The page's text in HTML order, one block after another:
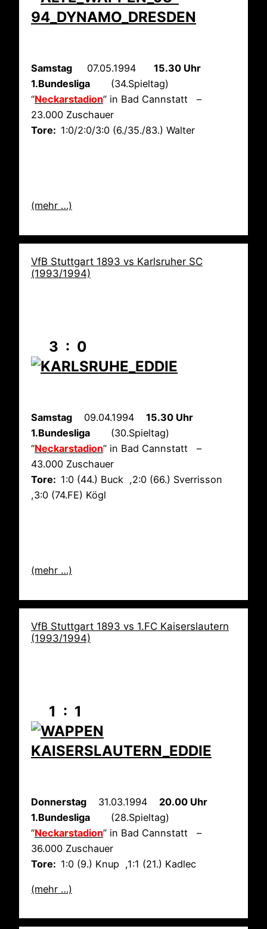
Samstag 07.05.1994 15.30 Uhr
1.Bundesliga (34.Spieltag)
“Neckarstadion” in Bad Cannstatt –
23.000 Zuschauer
Tore: 1:0/2:0/3:0 (6./35./83.) Walter
(mehr …)
VfB Stuttgart 1893 vs Karlsruher SC
(1993/1994)
3 : 0
Samstag 09.04.1994 15.30 Uhr
1.Bundesliga (30.Spieltag)
“Neckarstadion” in Bad Cannstatt –
43.000 Zuschauer
Tore: 1:0 (44.) Buck ,2:0 (66.) Sverrisson
,3:0 (74.FE) Kögl
(mehr …)
VfB Stuttgart 1893 vs 1.FC Kaiserslautern
(1993/1994)
1 : 1
Donnerstag 31.03.1994 20.00 Uhr
1.Bundesliga (28.Spieltag)
“Neckarstadion” in Bad Cannstatt –
36.000 Zuschauer
Tore: 1:0 (9.) Knup ,1:1 (21.) Kadlec
(mehr …)